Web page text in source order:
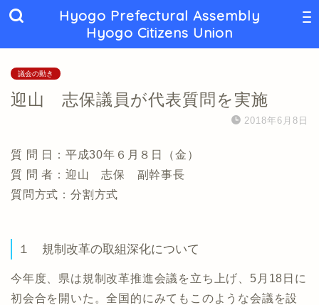
Hyogo Prefectural Assembly
Hyogo Citizens Union
議会の動き
迎山 志保議員が代表質問を実施
2018年6月8日
質 問 日：平成30年６月８日（金）
質 問 者：迎山 志保 副幹事長
質問方式：分割方式
１ 規制改革の取組深化について
今年度、県は規制改革推進会議を立ち上げ、5月18日に
初会合を開いた。全国的にみてもこのような会議を設